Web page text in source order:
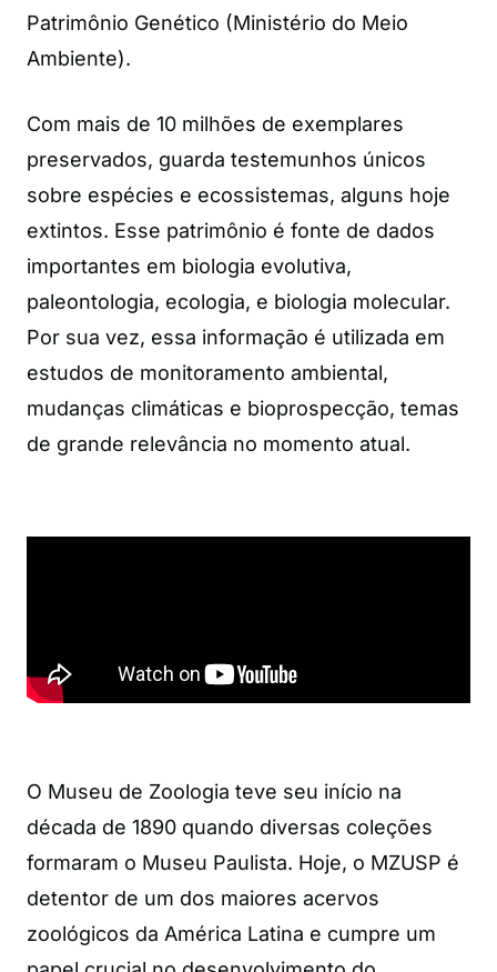
Patrimônio Genético (Ministério do Meio
Ambiente).
Com mais de 10 milhões de exemplares
preservados, guarda testemunhos únicos
sobre espécies e ecossistemas, alguns hoje
extintos. Esse patrimônio é fonte de dados
importantes em biologia evolutiva,
paleontologia, ecologia, e biologia molecular.
Por sua vez, essa informação é utilizada em
estudos de monitoramento ambiental,
mudanças climáticas e bioprospecção, temas
de grande relevância no momento atual.
O Museu de Zoologia teve seu início na
década de 1890 quando diversas coleções
formaram o Museu Paulista. Hoje, o MZUSP é
detentor de um dos maiores acervos
zoológicos da América Latina e cumpre um